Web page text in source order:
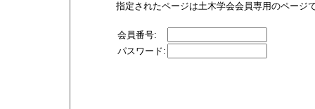
指定されたページは土木学会会員専用のページ
会員番号:
パスワード: